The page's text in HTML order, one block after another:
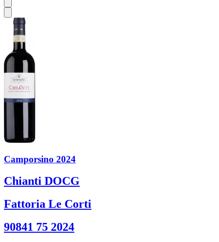
Camporsino 2024
Chianti DOCG
Fattoria Le Corti
90841 75 2024